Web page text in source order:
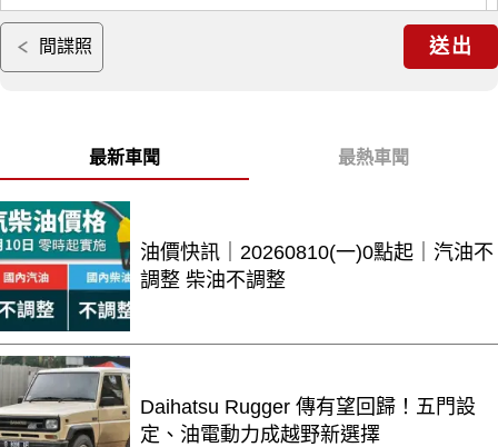
間諜照 送出
最新車聞 最熱車聞
油價快訊｜20260810(一)0點起｜汽油不
調整 柴油不調整
Daihatsu Rugger 傳有望回歸！五門設
定、油電動力成越野新選擇